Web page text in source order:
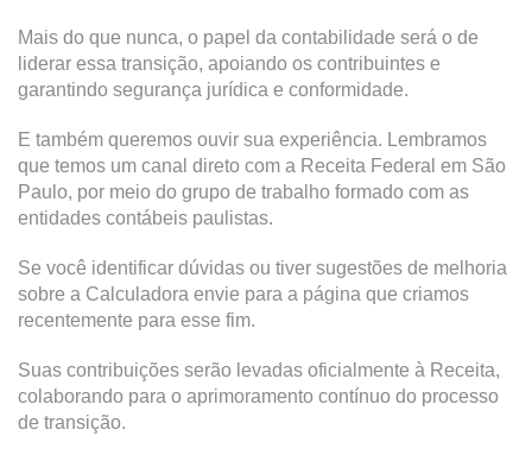
Mais do que nunca, o papel da contabilidade será o de
liderar essa transição, apoiando os contribuintes e
garantindo segurança jurídica e conformidade.
E também queremos ouvir sua experiência. Lembramos
que temos um canal direto com a Receita Federal em São
Paulo, por meio do grupo de trabalho formado com as
entidades contábeis paulistas.
Se você identificar dúvidas ou tiver sugestões de melhoria
sobre a Calculadora envie para a página que criamos
recentemente para esse fim.
Suas contribuições serão levadas oficialmente à Receita,
colaborando para o aprimoramento contínuo do processo
de transição.